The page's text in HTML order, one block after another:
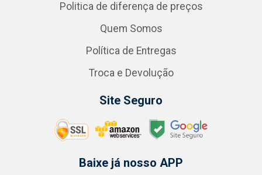
Politica de diferença de preços
Quem Somos
Política de Entregas
Troca e Devolução
Site Seguro
Baixe já nosso APP